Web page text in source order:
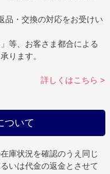
品・交換の対応をお受けい
等、お客さま都合による
ります。
詳しくはこちら >
ついて
庫状況を確認のうえ同じ
いは代金の返金とさせて